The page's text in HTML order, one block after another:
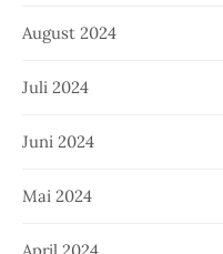
August 2024
Juli 2024
Juni 2024
Mai 2024